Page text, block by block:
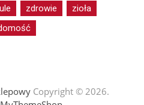
zdrowie
zioła
Copyright © 2026.